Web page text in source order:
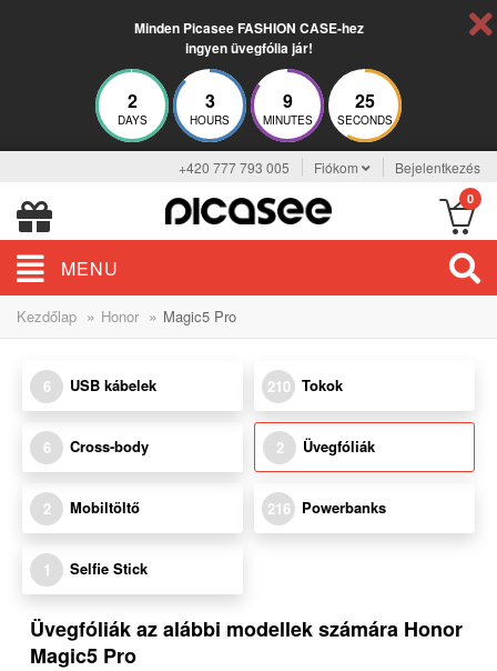
Minden Picasee FASHION CASE-hez
ingyen üvegfólia jár!
2
DAYS
3
HOURS
9
MINUTES
25
SECONDS
+420 777 793 005 Fiókom Bejelentkezés
0
MENU
Kezdőlap » Honor » Magic5 Pro
6 USB kábelek 210 Tokok
6 Cross-body 2 Üvegfóliák
2 Mobiltöltő 216 Powerbanks
1 Selfie Stick
Üvegfóliák az alábbi modellek számára Honor
Magic5 Pro